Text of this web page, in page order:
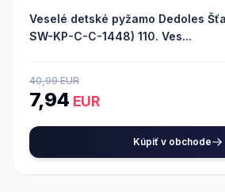
Veselé detské pyžamo Dedoles
SW-KP-C-C-1448) 110. Ves...
40,99 EUR
7,94 EUR
Kúpiť v obchode